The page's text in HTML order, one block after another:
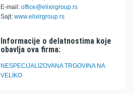
E-mail: office@elixirgroup.rs
Sajt: www.elixirgroup.rs
Informacije o delatnostima koje
obavlja ova firma:
NESPECIJALIZOVANA TRGOVINA NA
VELIKO